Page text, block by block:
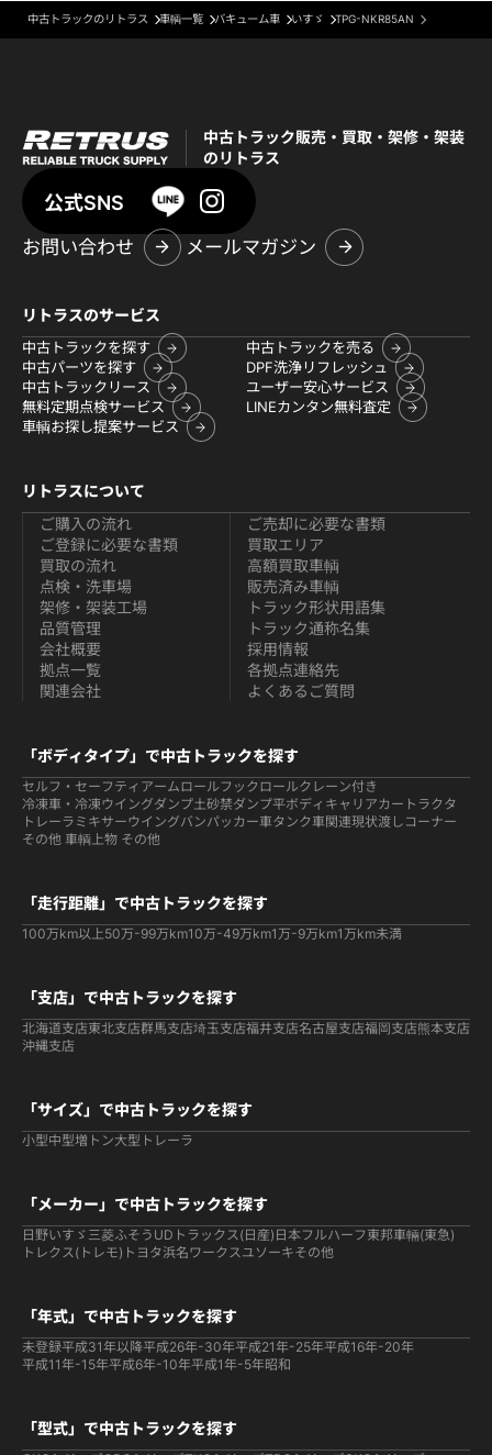
中古トラックのリトラス 車輌一覧 バキューム車 いすゞ TPG-NKR85AN
中古トラック販売・買取・架修・架装
のリトラス
公式SNS
お問い合わせ
メールマガジン
リトラスのサービス
中古トラックを探す
中古トラックを売る
中古パーツを探す
DPF洗浄リフレッシュ
中古トラックリース
ユーザー安心サービス
無料定期点検サービス
LINEカンタン無料査定
車輌お探し提案サービス
リトラスについて
ご購入の流れ
ご登録に必要な書類
買取の流れ
ご売却に必要な書類
買取エリア
高額買取車輌
点検・洗車場
架修・架装工場
品質管理
販売済み車輌
トラック形状用語集
トラック通称名集
会社概要
拠点一覧
関連会社
採用情報
各拠点連絡先
よくあるご質問
「ボディタイプ」で中古トラックを探す
セルフ・セーフティ アームロールフックロールクレーン付き
冷凍車・冷凍ウイングダンプ土砂禁ダンプ平ボディ キャリアカー トラクタ
トレーラ ミキサーウイングバンパッカー車タンク車関連現状渡しコーナー
その他 車輌上物 その他
「走行距離」で中古トラックを探す
100万km以上50万-99万km10万-49万km1万-9万km1万km未満
「支店」で中古トラックを探す
北海道支店東北支店群馬支店埼玉支店福井支店名古屋支店福岡支店熊本支店
沖縄支店
「サイズ」で中古トラックを探す
小型中型増トン大型 トレーラ
「メーカー」で中古トラックを探す
日野いすゞ 三菱ふそう UDトラックス(日産) 日本フルハーフ 東邦車輛(東急)
トレクス(トレモ) トヨタ浜名ワークスユソーキその他
「年式」で中古トラックを探す
未登録平成31年以降平成26年-30年平成21年-25年平成16年-20年
平成11年-15年平成6年-10年平成1年-5年昭和
「型式」で中古トラックを探す